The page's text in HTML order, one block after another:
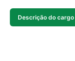
Descrição do cargo